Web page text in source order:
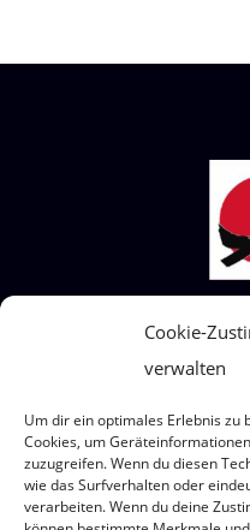
Cookie-
verwalten
Um dir ein optimales Erlebnis zu
Cookies, um
zuzugreifen. Wenn du diesen
wie das Surfverhalten oder
verarbeiten. Wenn du deine
Wir sind ein
Wo? Eumigweg 1/